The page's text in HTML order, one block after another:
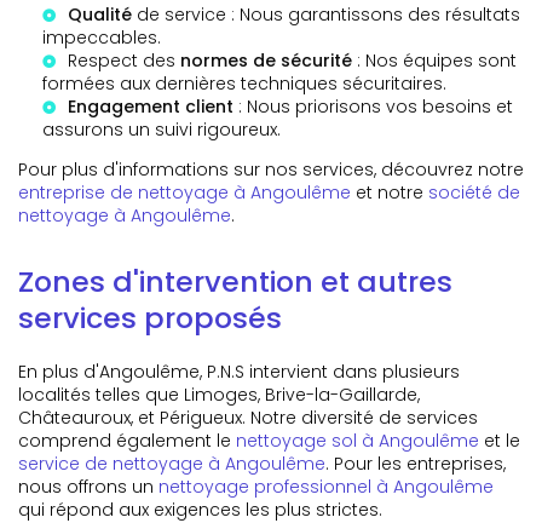
Qualité de service : Nous garantissons des résultats
impeccables.
Respect des normes de sécurité : Nos équipes sont
formées aux dernières techniques sécuritaires.
Engagement client : Nous priorisons vos besoins et
assurons un suivi rigoureux.
Pour plus d'informations sur nos services, découvrez notre
entreprise de nettoyage à Angoulême et notre société de
nettoyage à Angoulême.
Zones d'intervention et autres
services proposés
En plus d'Angoulême, P.N.S intervient dans plusieurs
localités telles que Limoges, Brive-la-Gaillarde,
Châteauroux, et Périgueux. Notre diversité de services
comprend également le nettoyage sol à Angoulême et le
service de nettoyage à Angoulême. Pour les entreprises,
nous offrons un nettoyage professionnel à Angoulême
qui répond aux exigences les plus strictes.